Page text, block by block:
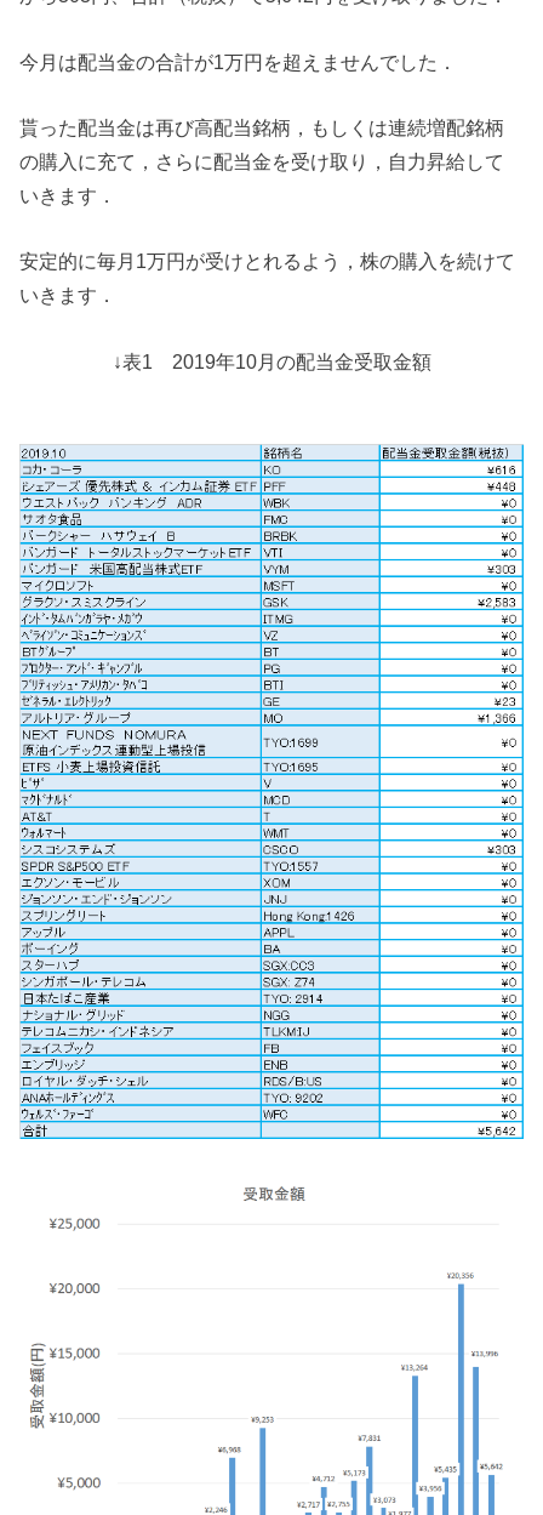
今月は配当金の合計が1万円を超えませんでした．
貰った配当金は再び高配当銘柄，もしくは連続増配銘柄
の購入に充て，さらに配当金を受け取り，自力昇給して
いきます．
安定的に毎月1万円が受けとれるよう，株の購入を続けて
いきます．
↓表1 2019年10月の配当金受取金額